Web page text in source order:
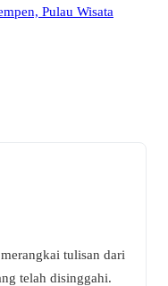
tulisan dari
telah disinggahi.